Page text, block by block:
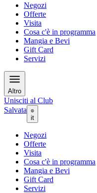
Negozi
Offerte
Visita
Cosa c'è in programma
Mangia e Bevi
Gift Card
Servizi
Altro
Unisciti al Club
Salvata
it
Negozi
Offerte
Visita
Cosa c'è in programma
Mangia e Bevi
Gift Card
Servizi